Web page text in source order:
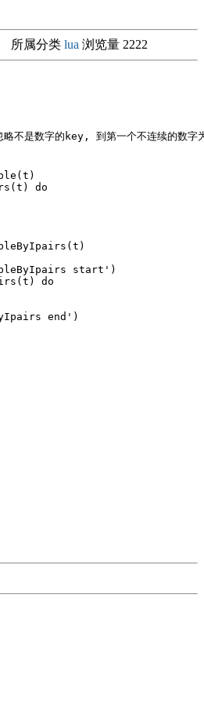
所属分类 lua 浏览量 2222
是数字的key, 到第一个不连续的数字
end')